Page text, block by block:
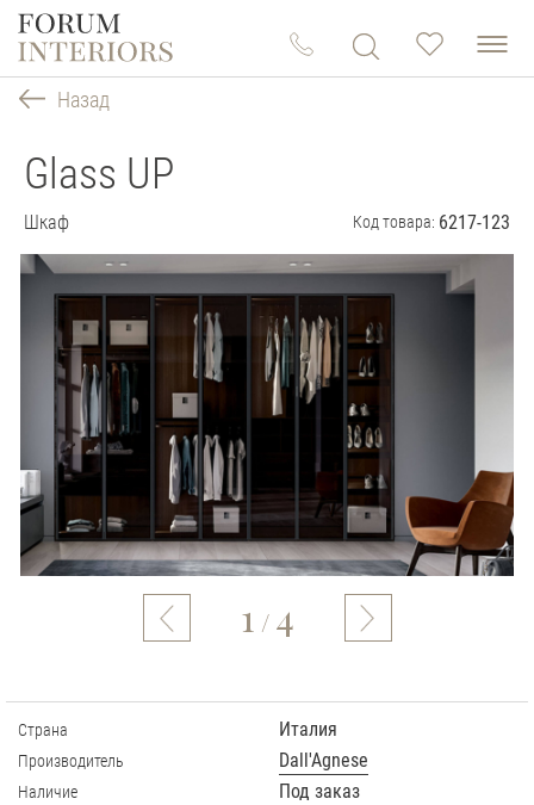
Назад
1 / 4
Glass UP
Шкаф Код товара: 6217-123
Страна Италия
Производитель Dall'Agnese
Наличие Под заказ